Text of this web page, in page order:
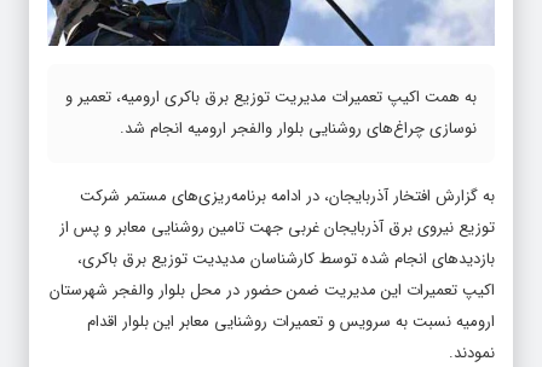
به همت اکیپ تعمیرات مدیریت توزیع برق باکری ارومیه، تعمیر و
نوسازی چراغ‌های روشنایی بلوار والفجر ارومیه انجام شد.
به گزارش افتخار آذربایجان، در ادامه برنامه‌ریزی‌های مستمر شرکت
توزیع نیروی برق آذربایجان غربی جهت تامین روشنایی معابر و پس از
بازدیدهای انجام شده توسط کارشناسان مدیدیت توزیع برق باکری،
اکیپ تعمیرات این مدیریت ضمن حضور در محل بلوار والفجر شهرستان
ارومیه نسبت به سرویس و تعمیرات روشنایی معابر این بلوار اقدام
نمودند.